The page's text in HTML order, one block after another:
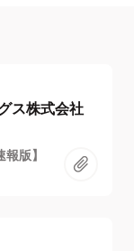
ス株式会社
版】